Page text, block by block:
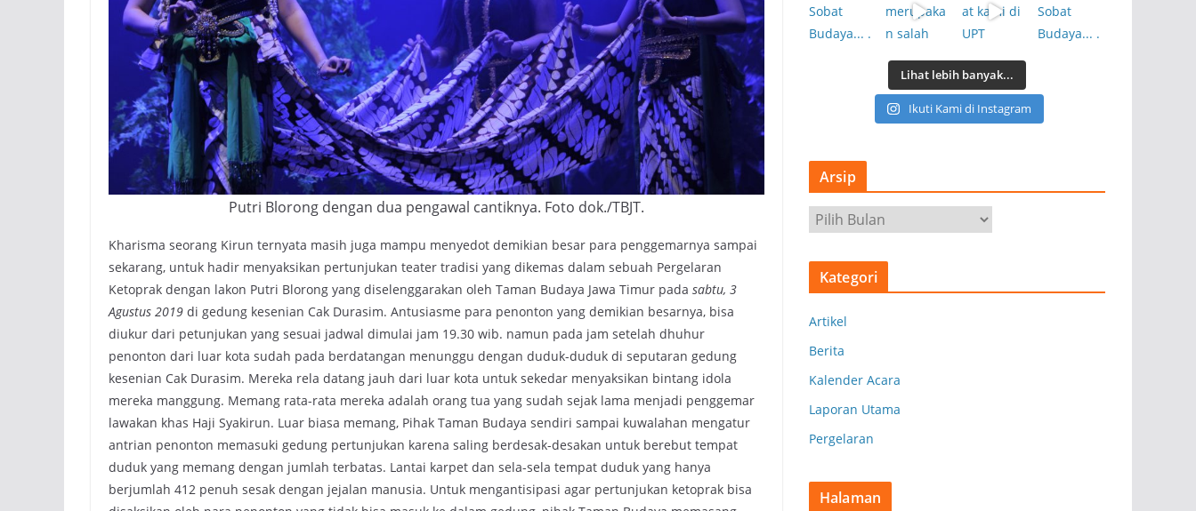
Putri Blorong dengan dua pengawal cantiknya. Foto dok./TBJT.
Kharisma seorang Kirun ternyata masih juga mampu menyedot demikian besar para penggemarnya sampai
sekarang, untuk hadir menyaksikan pertunjukan teater tradisi yang dikemas dalam sebuah Pergelaran
Ketoprak dengan lakon Putri Blorong yang diselenggarakan oleh Taman Budaya Jawa Timur pada sabtu, 3
Agustus 2019 di gedung kesenian Cak Durasim. Antusiasme para penonton yang demikian besarnya, bisa
diukur dari petunjukan yang sesuai jadwal dimulai jam 19.30 wib. namun pada jam setelah dhuhur
penonton dari luar kota sudah pada berdatangan menunggu dengan duduk-duduk di seputaran gedung
kesenian Cak Durasim. Mereka rela datang jauh dari luar kota untuk sekedar menyaksikan bintang idola
mereka manggung. Memang rata-rata mereka adalah orang tua yang sudah sejak lama menjadi penggemar
lawakan khas Haji Syakirun. Luar biasa memang, Pihak Taman Budaya sendiri sampai kuwalahan mengatur
antrian penonton memasuki gedung pertunjukan karena saling berdesak-desakan untuk berebut tempat
duduk yang memang dengan jumlah terbatas. Lantai karpet dan sela-sela tempat duduk yang hanya
berjumlah 412 penuh sesak dengan jejalan manusia. Untuk mengantisipasi agar pertunjukan ketoprak bisa
Lihat lebih banyak...
Ikuti Kami di Instagram
Arsip
r
s
Kategori
Artikel
Berita
Kalender Acara
Laporan Utama
Pergelaran
Halaman